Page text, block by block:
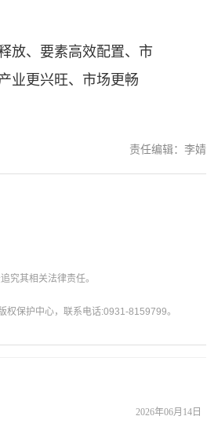
放、要素高效配置、市
业更兴旺、市场更畅
责任编辑：李婧
究其相关法律责任。
保护中心，联系电话:0931-8159799。
2026年06月14日